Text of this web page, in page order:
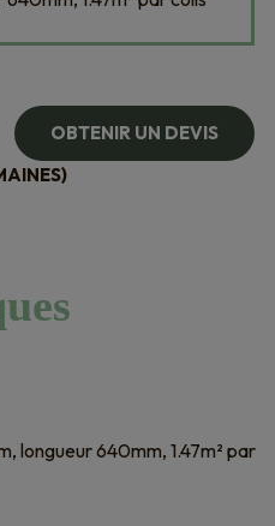
OBTENIR UN DEVIS
longueur 640mm, 1.47m² par